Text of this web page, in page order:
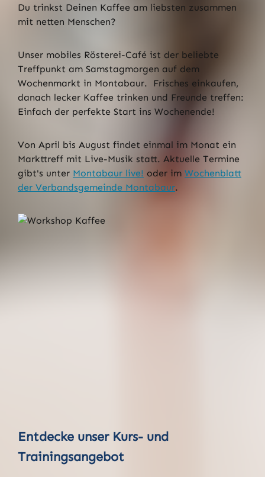
Du trinkst Deinen Kaffee am liebsten zusammen
mit netten Menschen?
Unser mobiles Rösterei-Café ist der beliebte
Treffpunkt am Samstagmorgen auf dem
Wochenmarkt in Montabaur. Frisches einkaufen,
danach lecker Kaffee trinken und Freunde treffen:
Einfach der perfekte Start ins Wochenende!
Von April bis August findet einmal im Monat ein
Markttreff mit Live-Musik statt. Aktuelle Termine
gibt's unter Montabaur live! oder im Wochenblatt
der Verbandsgemeinde Montabaur.
Entdecke unser Kurs- und
Trainingsangebot